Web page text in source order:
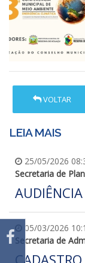
VOLTAR
LEIA MAIS
25/05/2026
Secretaria de
05/03/2026
Secretaria de